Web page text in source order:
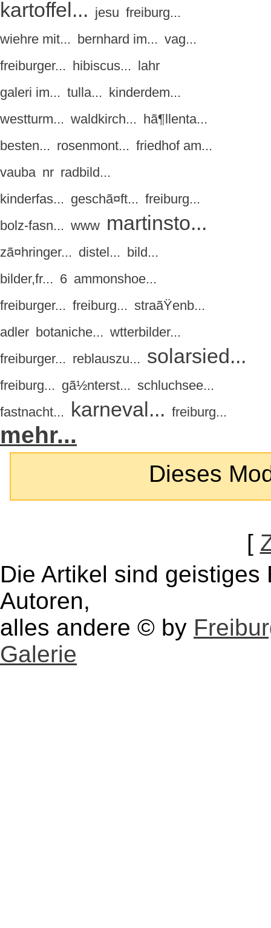
kartoffel... jesu freiburg...
wiehre mit... bernhard im... vag...
freiburger... hibiscus... lahr
galeri im... tulla... kinderdem...
westturm... waldkirch... hã¶llenta...
besten... rosenmont... friedhof am...
vauba nr radbild...
kinderfas... geschã¤ft... freiburg...
bolz-fasn... www martinsto...
zã¤hringer... distel... bild...
bilder,fr... 6 ammonshoe...
freiburger... freiburg... straãŸenb...
adler botaniche... wtterbilder...
freiburger... reblauszu... solarsied...
freiburg... gã½nterst... schluchsee...
fastnacht... karneval... freiburg...
mehr...
Dieses
[
Die Artikel sind
Autoren,
alles andere © by
Galerie